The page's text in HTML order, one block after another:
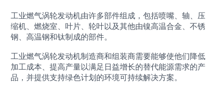
工业燃气涡轮发动机由许多部件组成，包括喷嘴、轴、压
缩机、燃烧室、叶片、轮叶以及其他由镍高温合金、不锈
钢、高温钢和钛制成的部件。
工业燃气涡轮发动机制造商和组装商需要能够使他们降低
加工成本、提高产量以满足日益增长的替代能源需求的产
品，并提供支持绿色计划的环境可持续解决方案。